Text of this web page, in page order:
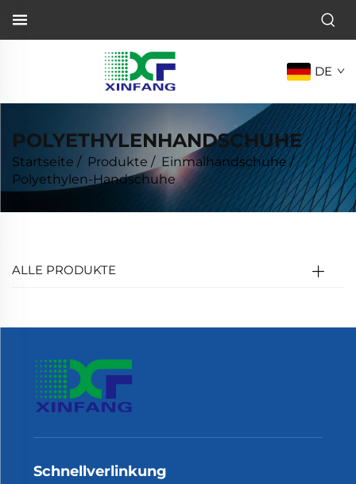
DE
POLYETHYLENHANDSCHUHE
Startseite / Produkte / Einmalhandschuhe/
Polyethylen-Handschuhe
ALLE PRODUKTE
Schnellverlinkung